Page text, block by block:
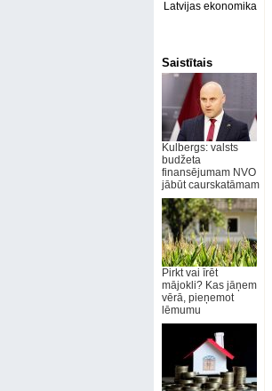
Latvijas ekonomika
Saistītais
Kulbergs: valsts
budžeta
finansējumam NVO
jābūt caurskatāmam
Pirkt vai īrēt
mājokli? Kas jāņem
vērā, pieņemot
lēmumu